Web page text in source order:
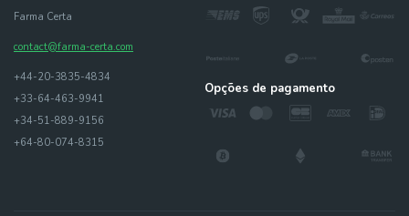
Farma Certa
contact@farma-certa.com
+44-20-3835-4834
+33-64-463-9941
+34-51-889-9156
+64-80-074-8315
Opções de pagamento